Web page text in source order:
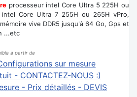
processeur intel Core Ultra 5 225H ou
Core Ultra 7 255H ou 265H vPro,
vive DDR5 jusqu'à 64 Go, Gps et
...etc
à partir de
sur mesure
- CONTACTEZ-NOUS :)
- Prix détaillés - DEVIS